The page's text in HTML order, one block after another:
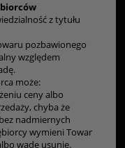
z tytułu
pozbawionego
względem
może:
ceny albo
chyba że
nadmiernych
wymieni Towar
wadę usunie.